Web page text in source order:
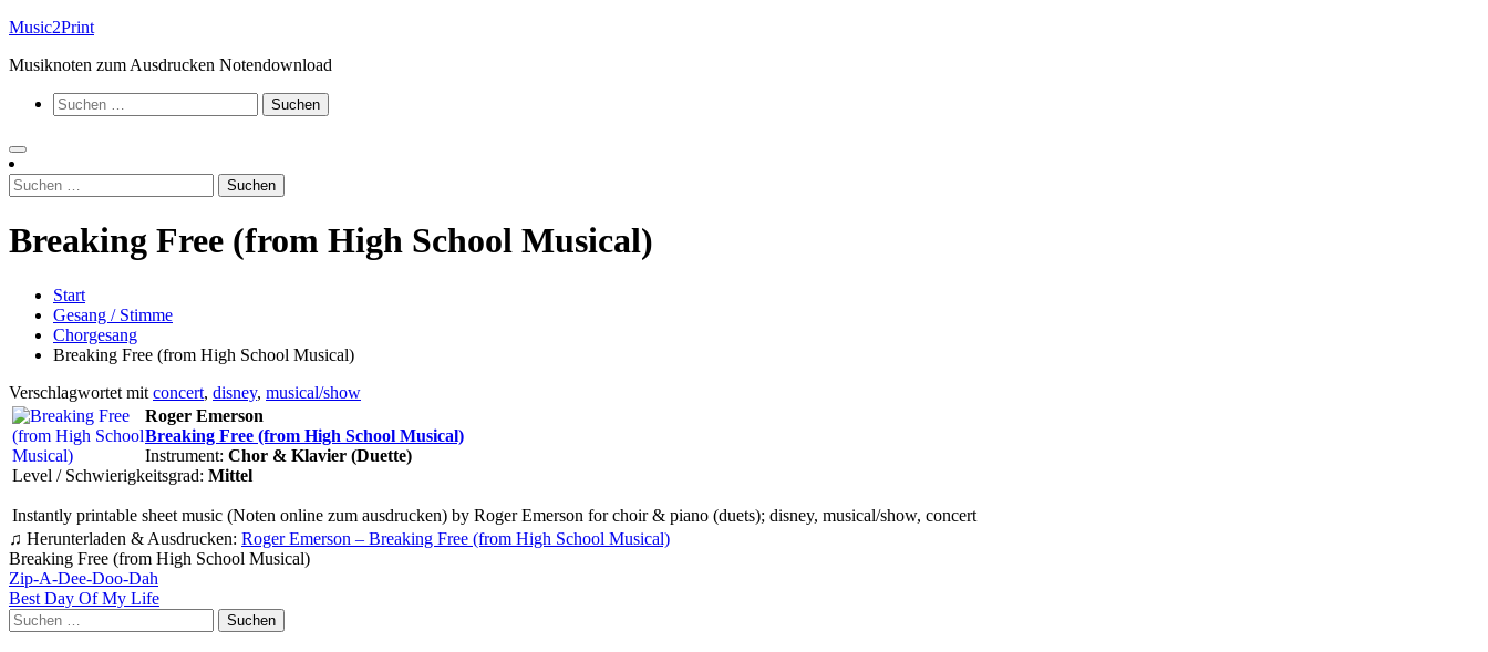
Zum
springen
Music2Print
Musiknoten zum Ausdrucken Notendownload
Suchen
nach:
Suchen
nach:
Breaking Free (from High School Musical)
Start
Gesang / Stimme
Chorgesang
Breaking Free (from High School Musical)
Verschlagwortet mit concert, disney, musical/show
Roger Emerson
Breaking Free (from High School Musical)
Instrument: Chor & Klavier (Duette)
Level / Schwierigkeitsgrad: Mittel
Instantly printable sheet music (Noten online zum ausdrucken) by Roger Emerson for choir & piano (duets); disney, musical/show, concert
♫ Herunterladen & Ausdrucken: Roger Emerson – Breaking Free (from High School Musical)
Breaking Free (from High School Musical)
Beitragsnavigation
Zip-A-Dee-Doo-Dah
Best Day Of My Life
Suchen
nach: